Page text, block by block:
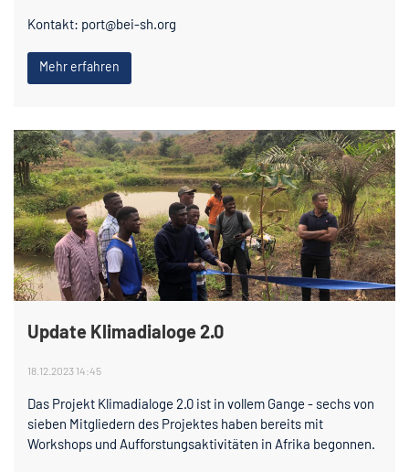
Kontakt: port@bei-sh.org
Mehr erfahren
Update Klimadialoge 2.0
18.12.2023 14:45
Das Projekt Klimadialoge 2.0 ist in vollem Gange - sechs von
sieben Mitgliedern des Projektes haben bereits mit
Workshops und Aufforstungsaktivitäten in Afrika begonnen.